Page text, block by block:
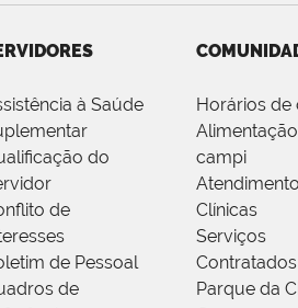
à Saúde
do
de
de Pessoal
de
Horários de
campi
Clínicas
Serviços
Contratados
Parque da